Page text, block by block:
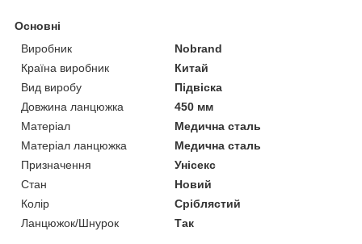
Основні
Виробник
Nobrand
Країна виробник
Китай
Вид виробу
Підвіска
Довжина ланцюжка
450 мм
Матеріал
Медична сталь
Матеріал ланцюжка
Медична сталь
Призначення
Унісекс
Стан
Новий
Колір
Сріблястий
Ланцюжок/Шнурок
Так